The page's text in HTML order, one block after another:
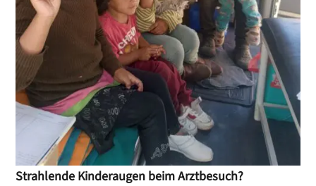
Strahlende Kinderaugen beim Arztbesuch?